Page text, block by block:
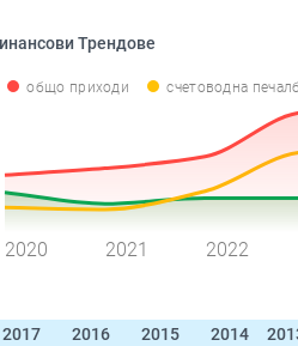
Трендове
общо приходи счетоводна
2020 2021 2022
2017 2016 2015 2014